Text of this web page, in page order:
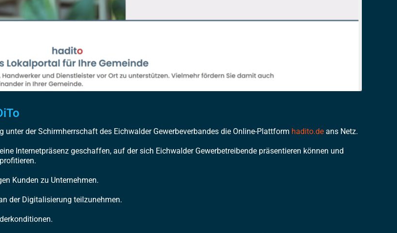
der Schirmherrschaft des Eichwalder Gewerbeverbandes die Online-Plattform hadito.de ans Netz.
Internetpräsenz geschaffen, auf der sich Eichwalder Gewerbetreibende präsentieren können und
Kunden zu Unternehmen.
der Digitalisierung teilzunehmen.